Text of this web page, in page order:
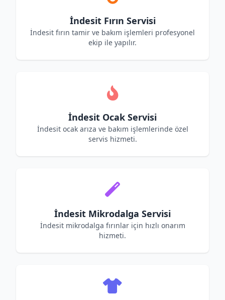
İndesit Fırın Servisi
İndesit fırın tamir ve bakım işlemleri profesyonel
ekip ile yapılır.
İndesit Ocak Servisi
İndesit ocak arıza ve bakım işlemlerinde özel
servis hizmeti.
İndesit Mikrodalga Servisi
İndesit mikrodalga fırınlar için hızlı onarım
hizmeti.